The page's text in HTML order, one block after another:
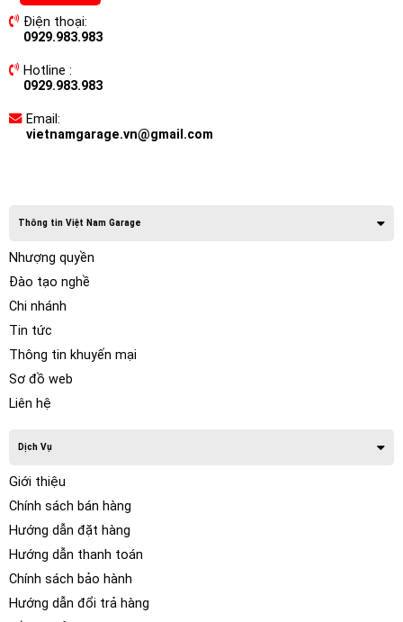
Điện thoại:
0929.983.983
Hotline :
0929.983.983
Email:
vietnamgarage.vn@gmail.com
Thông tin Việt Nam Garage
Nhượng quyền
Đào tạo nghề
Chi nhánh
Tin tức
Thông tin khuyến mại
Sơ đồ web
Liên hệ
Dịch Vụ
Giới thiệu
Chính sách bán hàng
Hướng dẫn đặt hàng
Hướng dẫn thanh toán
Chính sách bảo hành
Hướng dẫn đổi trả hàng